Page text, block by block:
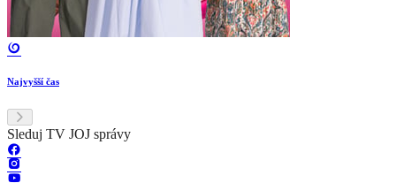
Najvyšší čas
Sleduj TV JOJ správy